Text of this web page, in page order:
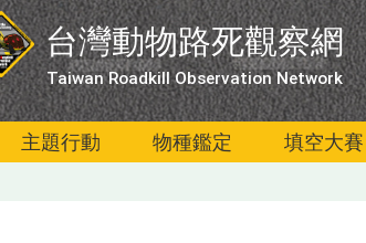
台灣動物路死觀察網
Taiwan Roadkill Observation Network
主題行動 物種鑑定 填空大賽